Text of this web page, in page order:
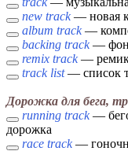
new track— новая
album track—
backing track—
remix track—
track list— список
Дорожка для бега,
running track—
дорожка
race track—